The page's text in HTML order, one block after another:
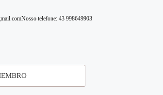
Nosso telefone: 43 998649903